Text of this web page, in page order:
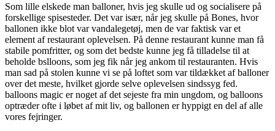
Som lille elskede man balloner, hvis jeg skulle ud og socialisere på
forskellige spisesteder. Det var især, når jeg skulle på Bones, hvor
ballonen ikke blot var vandalegetøj, men de var faktisk var et
element af restaurant oplevelsen. På denne restaurant kunne man få
stabile pomfritter, og som det bedste kunne jeg få tilladelse til at
beholde bslloons, som jeg fik når jeg ankom til restauranten. Hvis
man sad på stolen kunne vi se på loftet som var tildækket af balloner
over det meste, hvilket gjorde selve oplevelsen sindssyg fed.
balloons magic er noget af det sejeste fra min ungdom, og balloons
optræder ofte i løbet af mit liv, og ballonen er hyppigt en del af alle
vores fejringer.